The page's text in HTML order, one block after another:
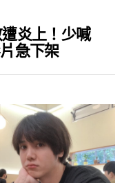
炎上！少喊
急下架